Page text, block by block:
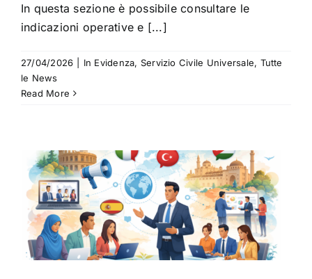
In questa sezione è possibile consultare le
indicazioni operative e [...]
27/04/2026 In Evidenza, Servizio Civile Universale, Tutte
le News
Read More